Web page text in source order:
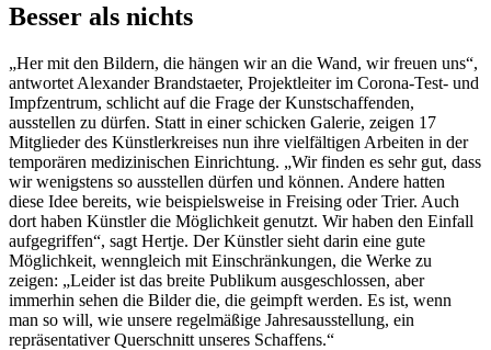
Besser als nichts
„Her mit den Bildern, die hängen wir an die Wand, wir freuen uns“,
antwortet Alexander Brandstaeter, Projektleiter im Corona-Test- und
Impfzentrum, schlicht auf die Frage der Kunstschaffenden,
ausstellen zu dürfen. Statt in einer schicken Galerie, zeigen 17
Mitglieder des Künstlerkreises nun ihre vielfältigen Arbeiten in der
temporären medizinischen Einrichtung. „Wir finden es sehr gut, dass
wir wenigstens so ausstellen dürfen und können. Andere hatten
diese Idee bereits, wie beispielsweise in Freising oder Trier. Auch
dort haben Künstler die Möglichkeit genutzt. Wir haben den Einfall
aufgegriffen“, sagt Hertje. Der Künstler sieht darin eine gute
Möglichkeit, wenngleich mit Einschränkungen, die Werke zu
zeigen: „Leider ist das breite Publikum ausgeschlossen, aber
immerhin sehen die Bilder die, die geimpft werden. Es ist, wenn
man so will, wie unsere regelmäßige Jahresausstellung, ein
repräsentativer Querschnitt unseres Schaffens.“